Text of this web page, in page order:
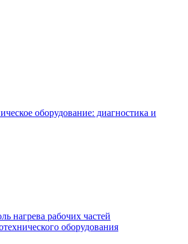
оборудование: диагностика и
нагрева рабочих частей
оборудования